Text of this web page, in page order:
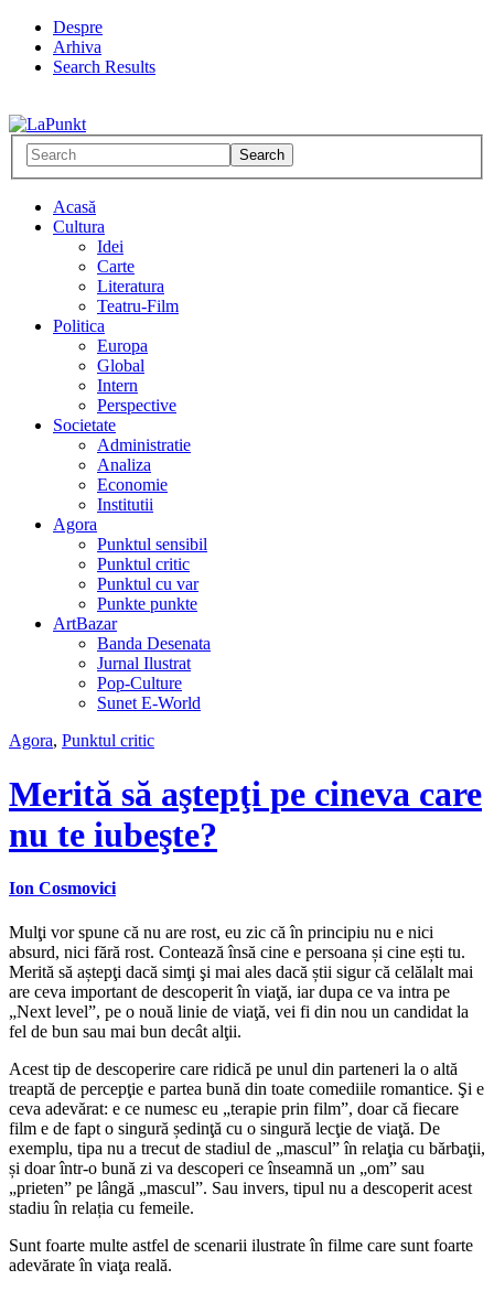
Despre
Arhiva
Search Results
Acasă
Cultura
Idei
Carte
Literatura
Teatru-Film
Politica
Europa
Global
Intern
Perspective
Societate
Administratie
Analiza
Economie
Institutii
Agora
Punktul sensibil
Punktul critic
Punktul cu var
Punkte punkte
ArtBazar
Banda Desenata
Jurnal Ilustrat
Pop-Culture
Sunet E-World
Agora, Punktul critic
Merită să aştepţi pe cineva care
nu te iubeşte?
Ion Cosmovici
Mulţi vor spune că nu are rost, eu zic că în principiu nu e nici
absurd, nici fără rost. Contează însă cine e persoana și cine ești tu.
Merită să aștepţi dacă simţi şi mai ales dacă știi sigur că celălalt mai
are ceva important de descoperit în viaţă, iar dupa ce va intra pe
„Next level”, pe o nouă linie de viaţă, vei fi din nou un candidat la
fel de bun sau mai bun decât alţii.
Acest tip de descoperire care ridică pe unul din parteneri la o altă
treaptă de percepţie e partea bună din toate comediile romantice. Şi e
ceva adevărat: e ce numesc eu „terapie prin film”, doar că fiecare
film e de fapt o singură ședinţă cu o singură lecţie de viaţă. De
exemplu, tipa nu a trecut de stadiul de „mascul” în relaţia cu bărbaţii,
și doar într-o bună zi va descoperi ce înseamnă un „om” sau
„prieten” pe lângă „mascul”. Sau invers, tipul nu a descoperit acest
stadiu în relația cu femeile.
Sunt foarte multe astfel de scenarii ilustrate în filme care sunt foarte
adevărate în viaţa reală.